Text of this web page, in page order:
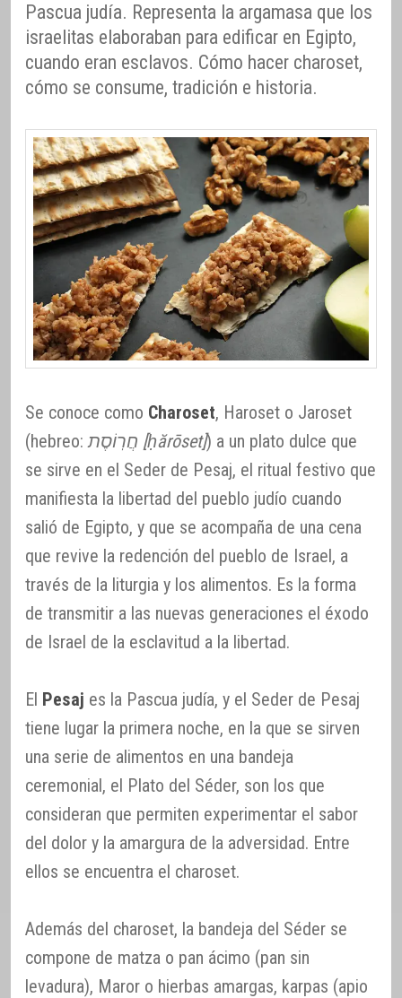
Pascua judía. Representa la argamasa que los
israelitas elaboraban para edificar en Egipto,
cuando eran esclavos. Cómo hacer charoset,
cómo se consume, tradición e historia.
Se conoce como Charoset, Haroset o Jaroset
(hebreo:
חֲרֽוֹסֶת [ḥărōset]) a un plato dulce que
se sirve en el Seder de Pesaj, el ritual festivo que
manifiesta la libertad del pueblo judío cuando
salió de Egipto, y que se acompaña de una cena
que revive la redención del pueblo de Israel, a
través de la liturgia y los alimentos. Es la forma
de transmitir a las nuevas generaciones el éxodo
de Israel de la esclavitud a la libertad.
El Pesaj es la Pascua judía, y el Seder de Pesaj
tiene lugar la primera noche, en la que se sirven
una serie de alimentos en una bandeja
ceremonial, el Plato del Séder, son los que
consideran que permiten experimentar el sabor
del dolor y la amargura de la adversidad. Entre
ellos se encuentra el charoset.
Además del charoset, la bandeja del Séder se
compone de matza o pan ácimo (pan sin
levadura), Maror o hierbas amargas, karpas (apio